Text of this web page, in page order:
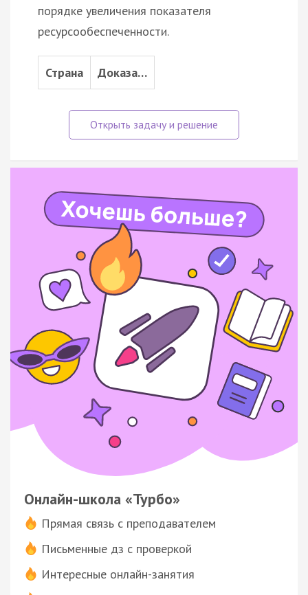
порядке увеличения показателя
ресурсообеспеченности.
Страна Доказа…
Онлайн-школа «Турбо»
Прямая связь с преподавателем
Письменные дз с проверкой
Интересные онлайн-занятия